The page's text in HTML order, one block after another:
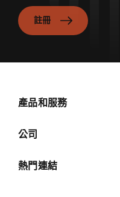
註冊
產品和服務
公司
熱門連結